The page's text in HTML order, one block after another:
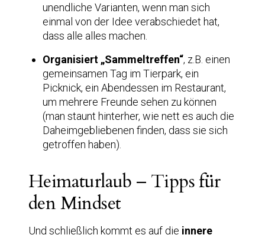
unendliche Varianten, wenn man sich
einmal von der Idee verabschiedet hat,
dass alle alles machen.
Organisiert „Sammeltreffen“, z.B. einen
gemeinsamen Tag im Tierpark, ein
Picknick, ein Abendessen im Restaurant,
um mehrere Freunde sehen zu können
(man staunt hinterher, wie nett es auch die
Daheimgebliebenen finden, dass sie sich
getroffen haben).
Heimaturlaub – Tipps für
den Mindset
Und schließlich kommt es auf die innere